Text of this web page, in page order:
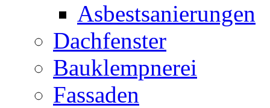
Asbestsanierungen
Dachfenster
Bauklempnerei
Fassaden